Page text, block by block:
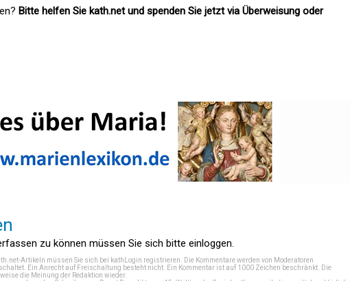
Bitte helfen Sie kath.net und spenden Sie jetzt via Überweisung oder
zu können müssen Sie sich bitte einloggen.
Artikeln müssen Sie sich bei kathLogin registrieren . Die Kommentare werden von Moderatoren
Ein Anrecht auf Freischaltung besteht nicht. Ein Kommentar ist auf 1000 Zeichen beschränkt. Die
die Meinung der Redaktion wieder.